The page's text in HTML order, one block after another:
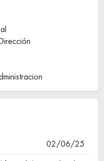
02/06/25